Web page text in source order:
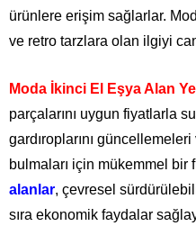
ürünlere erişim sağlarlar.
ve retro tarzlara olan ilgiyi
Moda İkinci El Eşya Alan
parçalarını uygun fiyatlarla
gardıroplarını
bulmaları için mükemmel bir
alanlar, çevresel
sıra ekonomik faydalar